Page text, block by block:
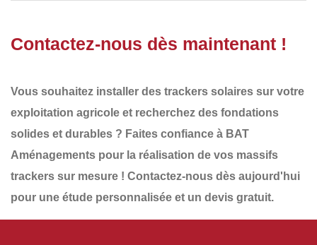
Contactez-nous dès maintenant !
Vous souhaitez installer des trackers solaires sur votre
exploitation agricole et recherchez des fondations
solides et durables ? Faites confiance à BAT
Aménagements pour la réalisation de vos massifs
trackers sur mesure ! Contactez-nous dès aujourd'hui
pour une étude personnalisée et un devis gratuit.